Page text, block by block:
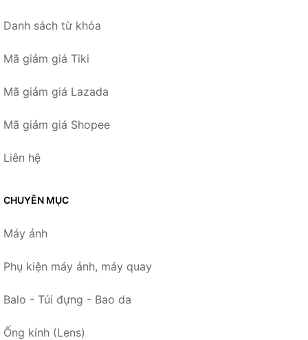
Danh sách từ khóa
Mã giảm giá Tiki
Mã giảm giá Lazada
Mã giảm giá Shopee
Liên hệ
CHUYÊN MỤC
Máy ảnh
Phụ kiện máy ảnh, máy quay
Balo - Túi đựng - Bao da
Ống kính (Lens)